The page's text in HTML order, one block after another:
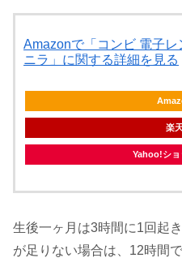
Amazonで「コンビ 電子
ニラ」に関する詳細を見る
楽
Yahoo!ショ
生後一ヶ月は3時間に1回起
が足りない場合は、12時間